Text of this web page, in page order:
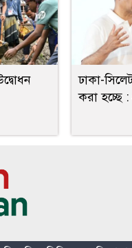
ঢাকা-
করা হচ্ছে :